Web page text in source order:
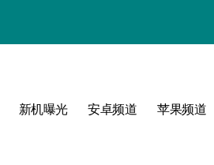
新机曝光 安卓频道 苹果频道